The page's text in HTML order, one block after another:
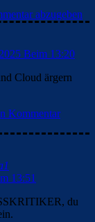
abzugeben
Beim 13:20
Cloud ärgern
Kommentar
13:51
du